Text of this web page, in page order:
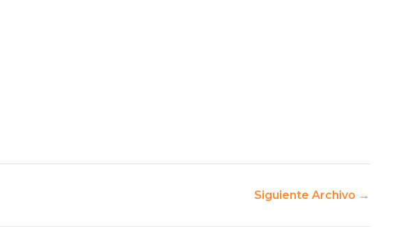
Siguiente Archivo →